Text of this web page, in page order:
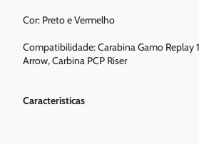
Cor: Preto e Vermelho
Compatibilidade: Carabina Gamo Replay
Arrow, Carbina PCP Riser
Características